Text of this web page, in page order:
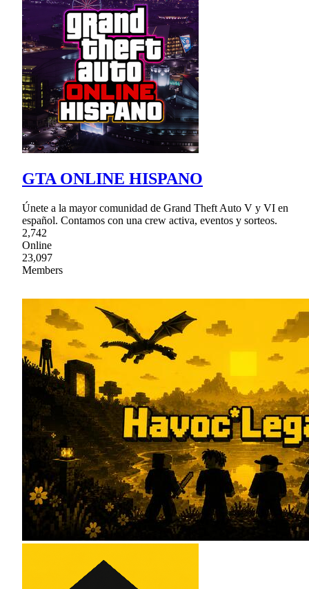
GTA ONLINE HISPANO
Únete a la mayor comunidad de Grand Theft Auto V y VI en
español. Contamos con una crew activa, eventos y sorteos.
2,742
Online
23,097
Members